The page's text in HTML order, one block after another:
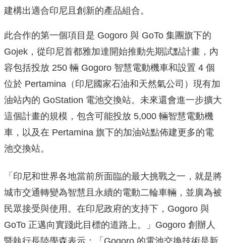
建構出適合印尼且創新的產品組合。
此合作的第一個項目是 Gogoro 與 GoTo 集團旗下的
Gojek，從印尼首都雅加達開始推動先期試點計畫，內
容包括投放 250 輛 Gogoro 智慧電動機車和設置 4 個
位於 Pertamina（印尼國家石油和天然氣公司）現有加
油站內的 GoStation 電池交換站。未來還會進一步擴大
這個計畫的規模，包含可能投放 5,000 輛智慧電動機
車，以及在 Pertamina 旗下的加油站點佈建更多的電
池交換站。
「印尼和世界各地當前所面臨的最大挑戰之一，就是將
城市交通轉變為智慧且永續的電動二輪車輛，並廣為被
民眾接受與使用。在印尼政府的支持下，Gogoro 與
GoTo 正邁向實踐此目標的道路上。」Gogoro 創辦人